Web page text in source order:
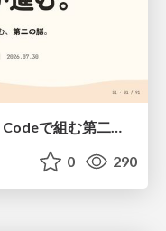
「寝てても仕事が進む」Claude Codeで組む第二の脳
0 290